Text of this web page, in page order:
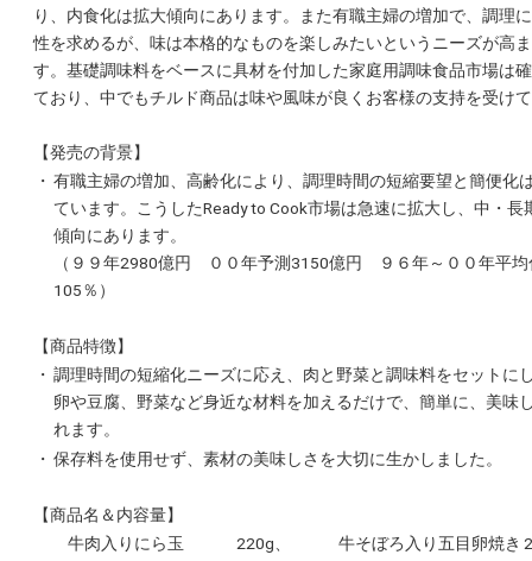
り、内食化は拡大傾向にあります。また有職主婦の増加で、調理
性を求めるが、味は本格的なものを楽しみたいというニーズが高
す。基礎調味料をベースに具材を付加した家庭用調味食品市場は
ており、中でもチルド商品は味や風味が良くお客様の支持を受け
【発売の背景】
・ 有職主婦の増加、高齢化により、調理時間の短縮要望と簡便化
ています。こうしたReady to Cook市場は急速に拡大し、中・長
傾向にあります。
（９９年2980億円 ００年予測3150億円 ９６年～００年平均
105％）
【商品特徴】
・ 調理時間の短縮化ニーズに応え、肉と野菜と調味料をセットに
卵や豆腐、野菜など身近な材料を加えるだけで、簡単に、美味
れます。
・ 保存料を使用せず、素材の美味しさを大切に生かしました。
【商品名＆内容量】
牛肉入りにら玉
220g、 牛そぼろ入り五目卵焼き